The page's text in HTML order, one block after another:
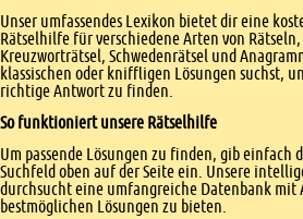
Unser umfassendes Lexikon bietet dir eine
Rätselhilfe für verschiedene Arten von
Kreuzworträtsel, Schwedenrätsel und
klassischen oder kniffligen Lösungen suchst,
richtige Antwort zu finden.
So funktioniert unsere Rätselhilfe
Um passende Lösungen zu finden, gib einfach
Suchfeld oben auf der Seite ein. Unsere
durchsucht eine umfangreiche Datenbank
bestmöglichen Lösungen zu bieten.